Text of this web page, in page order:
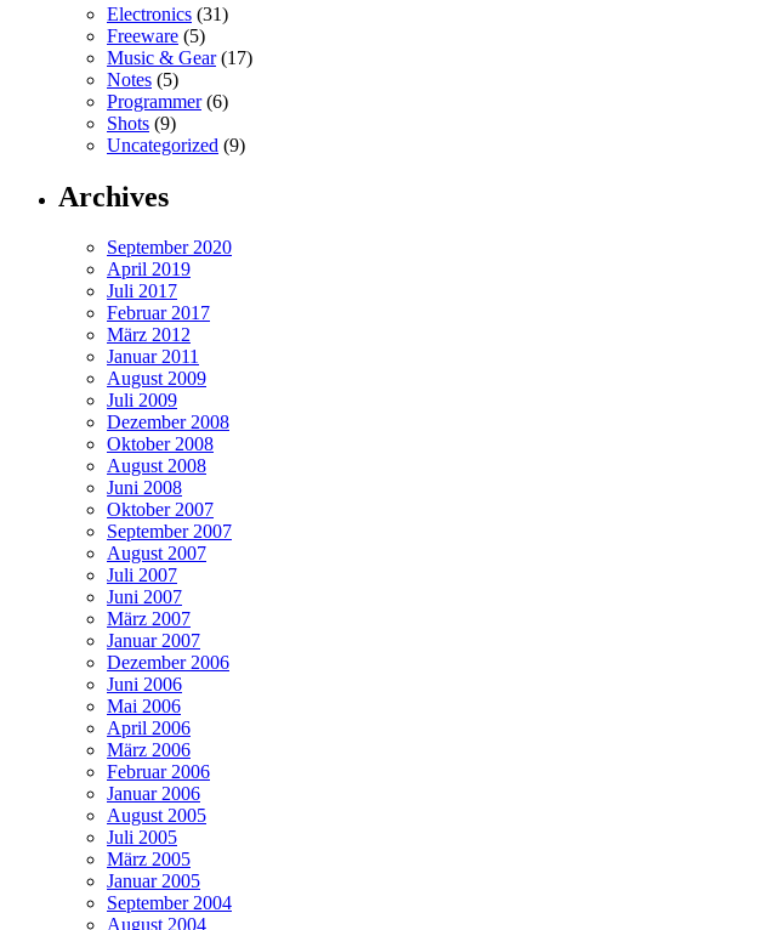
Electronics (31)
Freeware (5)
Music & Gear(17)
Notes (5)
Programmer(6)
Shots (9)
Uncategorized (9)
Archives
September 2020
April 2019
Juli 2017
Februar 2017
März 2012
Januar 2011
August 2009
Juli 2009
Dezember 2008
Oktober 2008
August 2008
Juni 2008
Oktober 2007
September 2007
August 2007
Juli 2007
Juni 2007
März 2007
Januar 2007
Dezember 2006
Juni 2006
Mai 2006
April 2006
März 2006
Februar 2006
Januar 2006
August 2005
Juli 2005
März 2005
Januar 2005
September 2004
August 2004